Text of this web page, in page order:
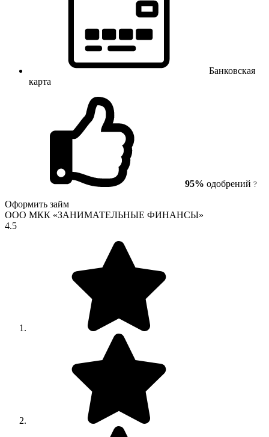
Банковская
карта
95% одобрений ?
Оформить займ
ООО МКК «ЗАНИМАТЕЛЬНЫЕ ФИНАНСЫ»
4.5